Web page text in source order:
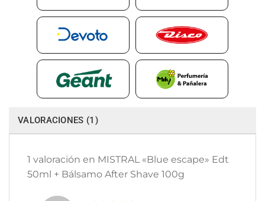
VALORACIONES (1)
1 valoración en MISTRAL «Blue escape» Edt
50ml + Bálsamo After Shave 100g